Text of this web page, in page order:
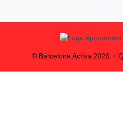
© Barcelona Activa 2026